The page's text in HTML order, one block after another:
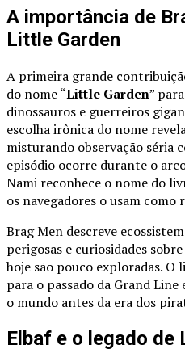
A importância de
Little Garden
A primeira grande
do nome “Little Garden”
dinossauros e guerreiros
escolha irônica do nome
misturando observação séria
episódio ocorre durante o
Nami reconhece o nome do
os navegadores o usam como
Brag Men descreve
perigosas e curiosidades
hoje são pouco exploradas. O
para o passado da Grand
o mundo antes da era dos
Elbaf e o legado de